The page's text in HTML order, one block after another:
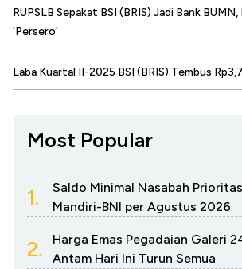
RUPSLB Sepakat BSI (BRIS) Jadi Bank BUMN,
'Persero'
Laba Kuartal II-2025 BSI (BRIS) Tembus
Most Popular
1.
Saldo Minimal Nasabah Prioritas
Mandiri-BNI per Agustus 2026
2.
Harga Emas Pegadaian Galeri
Antam Hari Ini Turun Semua